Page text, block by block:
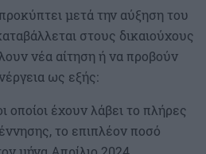
μετά την αύξηση του
στους δικαιούχους
νέα αίτηση ή να προβούν
ως εξής:
οποίοι έχουν λάβει το πλήρες
το επιπλέον ποσό